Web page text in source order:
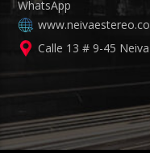
www.neivaestereo.co
Calle 13 # 9-45 Neiva